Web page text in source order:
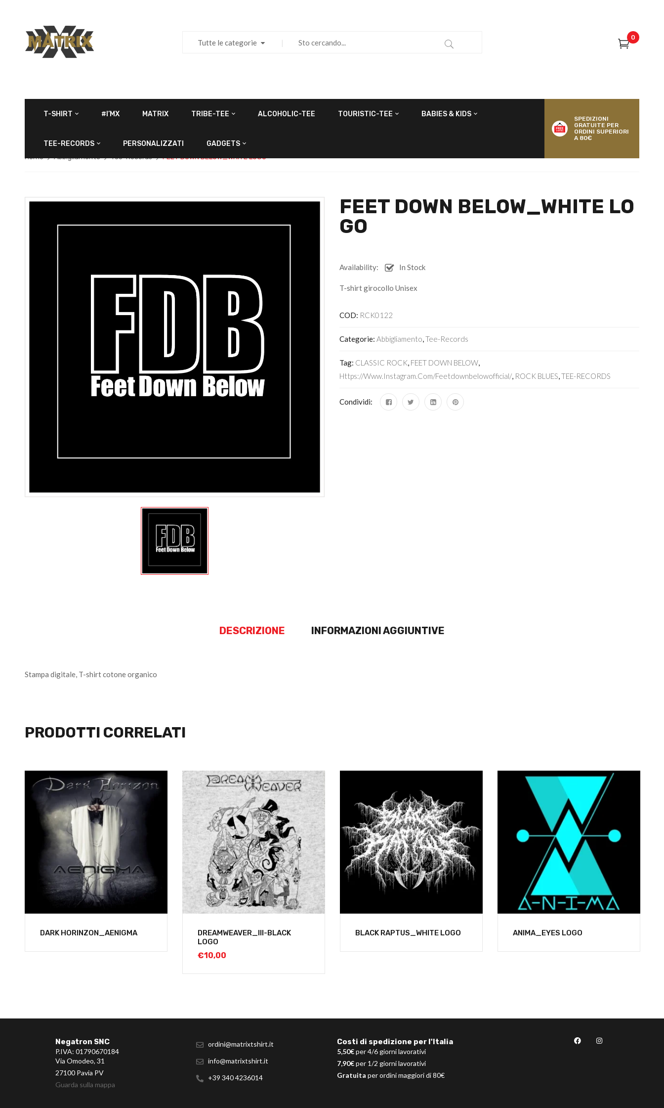
Tutte le categorie
0
T-SHIRT #I’MX MATRIX TRIBE-TEE ALCOHOLIC-TEE TOURISTIC-TEE BABIES & KIDS
TEE-RECORDS PERSONALIZZATI GADGETS
SPEDIZIONI
GRATUITE PER
ORDINI SUPERIORI
A 80€
Home Abbigliamento Tee-Records FEET DOWN BELOW_WHITE LOGO
FEET DOWN BELOW_WHITE LO
GO
Availability: In Stock
T-shirt girocollo Unisex
COD: RCK0122
Categorie: Abbigliamento,Tee-Records
Tag: CLASSIC ROCK, FEET DOWN BELOW,
Https://www.instagram.com/feetdownbelowofficial/, ROCK BLUES,TEE-RECORDS
Condividi:
DESCRIZIONE INFORMAZIONI AGGIUNTIVE
Stampa digitale, T-shirt cotone organico
PRODOTTI CORRELATI
DARK HORINZON_AENIGMA
DREAMWEAVER_III-BLACK
LOGO
€10,00
BLACK RAPTUS_WHITE LOGO ANIMA_EYES LOGO
Negatron SNC
P.IVA: 01790670184
Via Omodeo, 31
27100 Pavia PV
Guarda sulla mappa
ordini@matrixtshirt.it
info@matrixtshirt.it
+39 340 4236014
Costi di spedizione per l'Italia
5,50€per 4/6 giorni lavorativi
7,90€per 1/2 giorni lavorativi
Gratuita per ordini maggiori di 80€